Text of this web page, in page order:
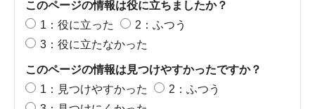
このページの情報は役に立ちましたか？
1：役に立った
2：ふつう
3：役に立たなかった
このページの情報は見つけやすかったですか？
1：見つけやすかった
2：ふつう